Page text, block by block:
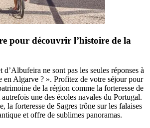
pour découvrir l’histoire de la
d’Albufeira ne sont pas les seules réponses à
en Algarve ? ». Profitez de votre séjour pour
de la région comme la forteresse de
une des écoles navales du Portugal.
la forteresse de Sagres trône sur les falaises
et offre de sublimes panoramas.